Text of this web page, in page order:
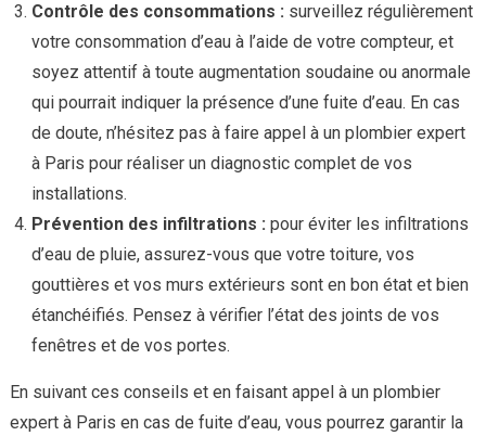
Contrôle des consommations : surveillez régulièrement
votre consommation d’eau à l’aide de votre compteur, et
soyez attentif à toute augmentation soudaine ou anormale
qui pourrait indiquer la présence d’une fuite d’eau. En cas
de doute, n’hésitez pas à faire appel à un plombier expert
à Paris pour réaliser un diagnostic complet de vos
installations.
Prévention des infiltrations : pour éviter les infiltrations
d’eau de pluie, assurez-vous que votre toiture, vos
gouttières et vos murs extérieurs sont en bon état et bien
étanchéifiés. Pensez à vérifier l’état des joints de vos
fenêtres et de vos portes.
En suivant ces conseils et en faisant appel à un plombier
expert à Paris en cas de fuite d’eau, vous pourrez garantir la